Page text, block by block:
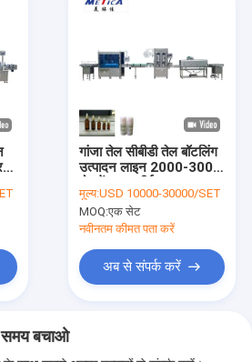
गांजा तेल सीबीडी तेल बॉटलिंग
उत्पादन लाइन 2000-3000
मूल्य:USD 10000-30000/SET
MOQ:एक सेट
नवीनतम कीमत पता करें
अब से संपर्क करें
समय बचाओ